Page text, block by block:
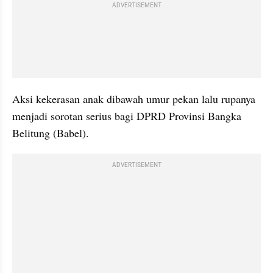
ADVERTISEMENT
Aksi kekerasan anak dibawah umur pekan lalu rupanya
menjadi sorotan serius bagi DPRD Provinsi Bangka
Belitung (Babel).
ADVERTISEMENT